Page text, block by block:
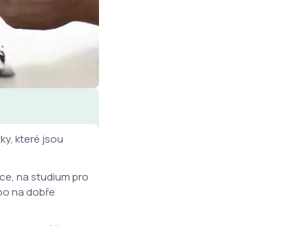
které jsou
na studium pro
na dobře